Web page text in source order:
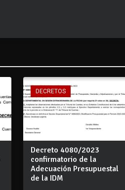
DECRETOS
Decreto 4080/2023
confirmatorio de la
Adecuación Presupuestal
de la IDM